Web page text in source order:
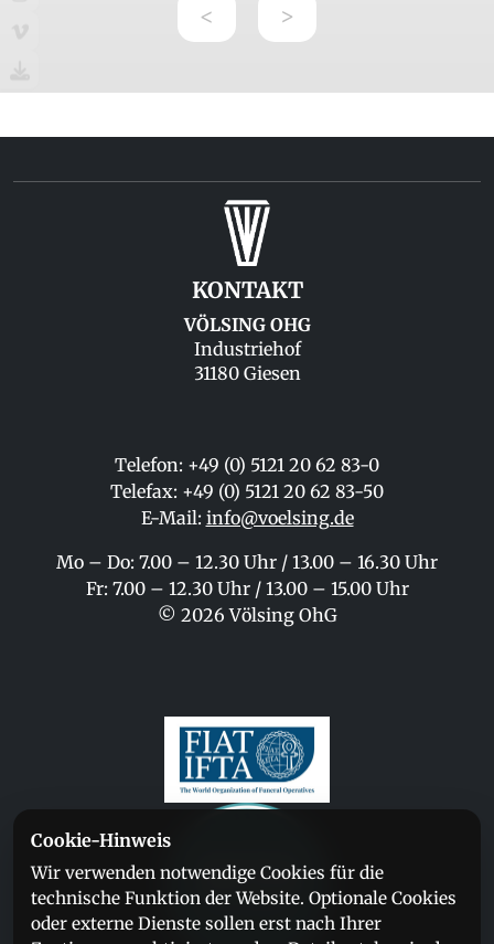
< >
KONTAKT
VÖLSING OHG
Industriehof
31180 Giesen
Telefon: +49 (0) 5121 20 62 83-0
Telefax: +49 (0) 5121 20 62 83-50
E-Mail: info@voelsing.de
Mo – Do: 7.00 – 12.30 Uhr / 13.00 – 16.30 Uhr
Fr: 7.00 – 12.30 Uhr / 13.00 – 15.00 Uhr
© 2026 Völsing OhG
Cookie-Hinweis
Wir verwenden notwendige Cookies für die
technische Funktion der Website. Optionale Cookies
oder externe Dienste sollen erst nach Ihrer